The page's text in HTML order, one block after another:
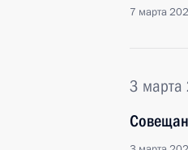
7 марта
3 марта